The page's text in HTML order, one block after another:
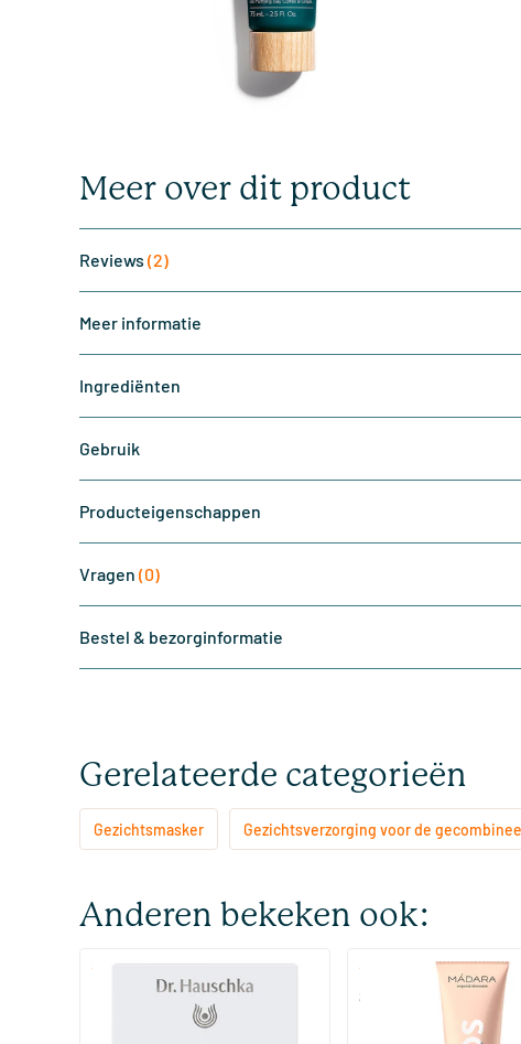
Meer over dit product
Reviews (2)
Meer informatie
Ingrediënten
Gebruik
Producteigenschappen
Vragen (0)
Bestel & bezorginformatie
Gerelateerde categorieën
Gezichtsmasker Gezichtsverzorging voor de
Anderen bekeken ook:
(5)
Reinigend Masker
(4)
SOS Hydra